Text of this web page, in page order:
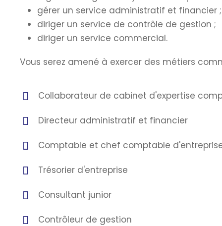
gérer un service administratif et financier ;
diriger un service de contrôle de gestion ;
diriger un service commercial.
Vous serez amené à exercer des métiers
Collaborateur de cabinet d'expertise
Directeur administratif et financier
Comptable et chef comptable
Trésorier d'entreprise
Consultant junior
Contrôleur de gestion